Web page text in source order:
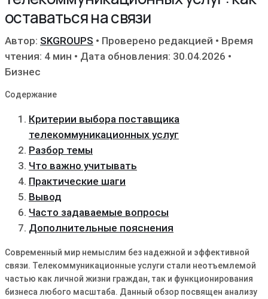
оставаться на связи
Автор: SKGROUPS • Проверено редакцией • Время
чтения: 4 мин • Дата обновления: 30.04.2026 •
Бизнес
Содержание
Критерии выбора поставщика
телекоммуникационных услуг
Разбор темы
Что важно учитывать
Практические шаги
Вывод
Часто задаваемые вопросы
Дополнительные пояснения
Современный мир немыслим без надежной и эффективной
связи. Телекоммуникационные услуги стали неотъемлемой
частью как личной жизни граждан, так и функционирования
бизнеса любого масштаба. Данный обзор посвящен анализу